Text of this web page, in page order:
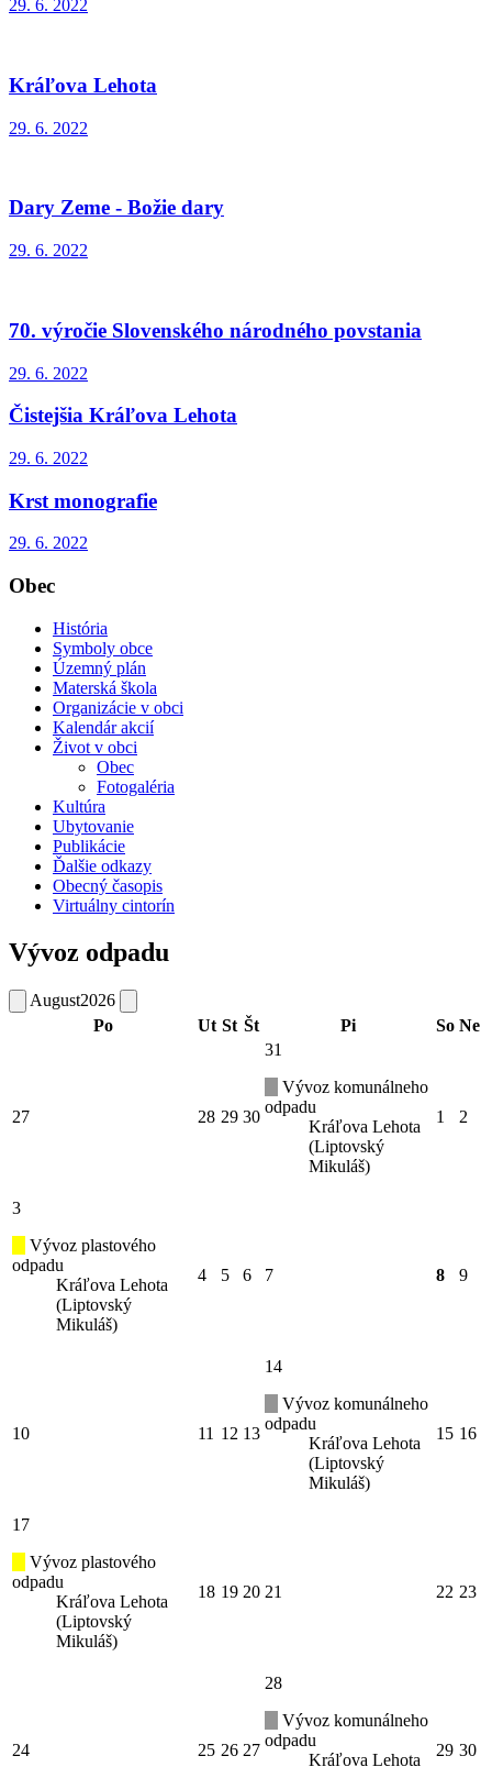
29. 6. 2022
Kráľova Lehota
29. 6. 2022
Dary Zeme - Božie dary
29. 6. 2022
70. výročie Slovenského národného povstania
29. 6. 2022
Čistejšia Kráľova Lehota
29. 6. 2022
Krst monografie
29. 6. 2022
Obec
História
Symboly obce
Územný plán
Materská škola
Organizácie v obci
Kalendár akcií
Život v obci
Obec
Fotogaléria
Kultúra
Ubytovanie
Publikácie
Ďalšie odkazy
Obecný časopis
Virtuálny cintorín
Vývoz odpadu
August2026
Po
Ut St Št Pi So Ne
27 28 29 30
31
Vývoz komunálneho
odpadu
Kráľova Lehota
(Liptovský
Mikuláš)
1 2
3
Vývoz plastového
odpadu
Kráľova Lehota
(Liptovský
Mikuláš)
4 5 6 7 8 9
10 11 12 13
14
Vývoz komunálneho
odpadu
Kráľova Lehota
(Liptovský
Mikuláš)
15 16
17
Vývoz plastového
odpadu
Kráľova Lehota
(Liptovský
Mikuláš)
18 19 20 21 22 23
24 25 26 27
28
Vývoz komunálneho
odpadu
Kráľova Lehota
29 30